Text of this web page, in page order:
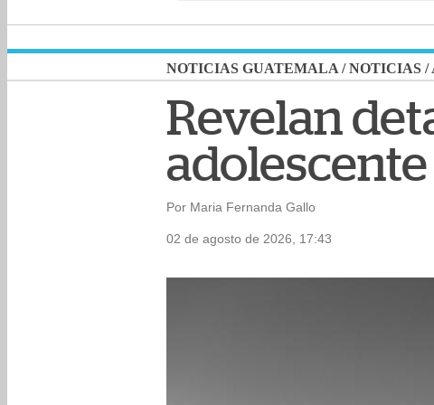
NOTICIAS GUATEMALA /NOTICIAS /
Revelan
Por Maria Fernanda Gallo
02 de agosto de 2026, 17:43